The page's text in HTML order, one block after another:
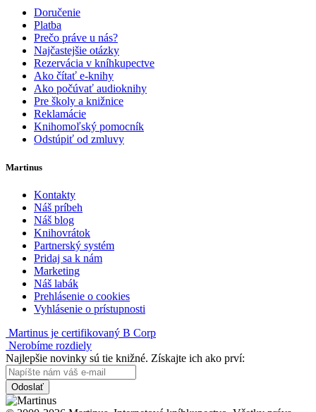
Doručenie
Platba
Prečo práve u nás?
Najčastejšie otázky
Rezervácia v kníhkupectve
Ako čítať e-knihy
Ako počúvať audioknihy
Pre školy a knižnice
Reklamácie
Knihomoľský pomocník
Odstúpiť od zmluvy
Martinus
Kontakty
Náš príbeh
Náš blog
Knihovrátok
Partnerský systém
Pridaj sa k nám
Marketing
Náš labák
Prehlásenie o cookies
Vyhlásenie o prístupnosti
Martinus je certifikovaný B Corp
Nerobíme rozdiely
Najlepšie novinky sú tie knižné. Získajte ich ako prví:
Odoslať